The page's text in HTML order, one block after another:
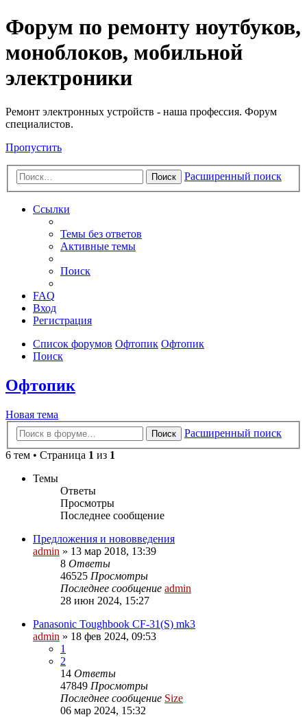
Регистрация
Форум по ремонту ноутбуков,
моноблоков, мобильной
электроники
Ремонт электронных устройств - наша профессия. Форум
специалистов.
Пропустить
Поиск Расширенный поиск
Ссылки
Темы без ответов
Активные темы
Поиск
FAQ
Вход
Регистрация
Список форумов Офтопик Офтопик
Поиск
Офтопик
Новая
тема
Новая тема
Поиск
Расширенный поиск
6 тем • Страница 1 из 1
Темы
Ответы
Просмотры
Последнее сообщение
Предложения и нововведения
admin » 13 мар 2018, 13:39
8 Ответы
46525 Просмотры
Последнее сообщение admin
28 июн 2024, 15:27
Panasonic Toughbook CF-31(S) mk3
admin » 18 фев 2024, 09:53
1
2
14 Ответы
47849 Просмотры
Последнее сообщение Size
06 мар 2024, 15:32